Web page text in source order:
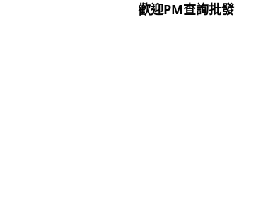
歡迎PM查詢批發